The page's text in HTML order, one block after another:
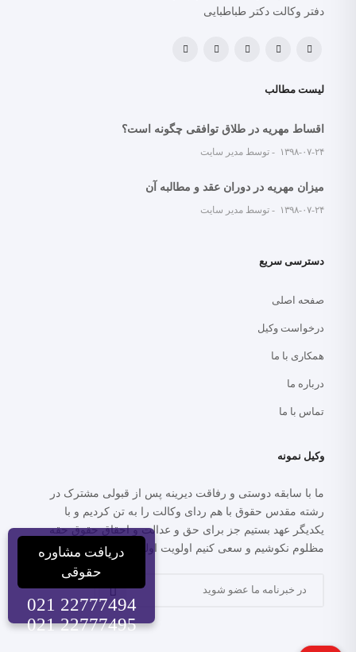
دفتر وکالت دکتر طباطبایی
لیست مطالب
اقساط مهریه در طلاق توافقی چگونه است؟
۱۳۹۸-۰۷-۲۴ توسط مدیر سایت
میزان مهریه در دوران عقد و مطالبه آن
۱۳۹۸-۰۷-۲۴ توسط مدیر سایت
دسترسی سریع
صفحه اصلی
درخواست وکیل
همکاری با ما
درباره ما
تماس با ما
وکیل نمونه
ما با سابقه دوستی و رفاقت دیرینه پس از قبولی مشترک در
رشته مقدس حقوق با هم ردای وکالت را به تن کردیم و با
یکدیگر عهد بستیم جز برای حق و عدالت و احقاق حقوق حقه
مظلوم نکوشیم و سعی کنیم اولویت اولمان عدالت خواهی باشد.
دریافت مشاوره
حقوقی
021 22777494
021 22777495